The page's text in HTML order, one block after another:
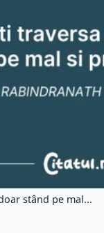
stând pe mal...